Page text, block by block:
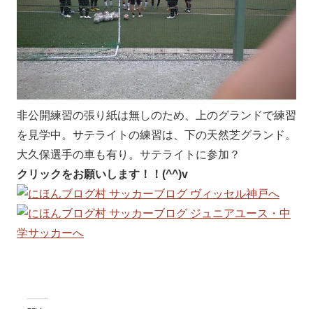
非公開練習の張り紙は無しのため、上のグランドで練習
を見学中。サテライトの練習は、下の天然芝グランド。
大久保選手の車も有り。サテライトに参加？
クリックをお願いします！！(^^)v